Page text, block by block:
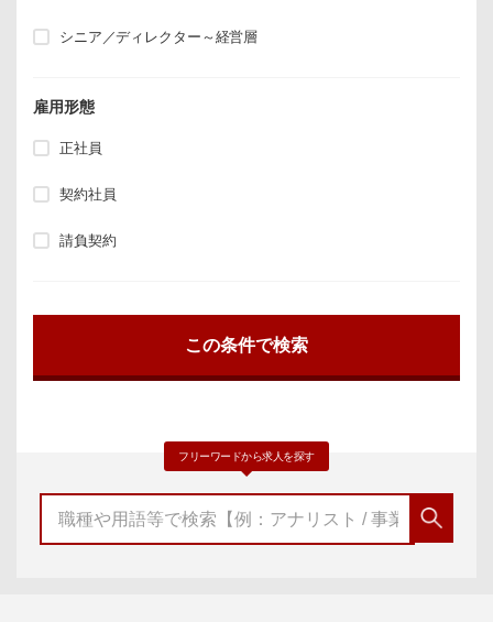
シニア／ディレクター～経営層
雇用形態
正社員
契約社員
請負契約
フリーワードから求人を探す